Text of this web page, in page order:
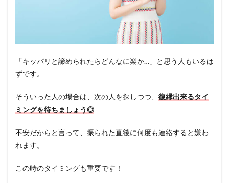
「キッパリと諦められたらどんなに楽か…」と思う人もいるは
ずです。
そういった人の場合は、次の人を探しつつ、 復縁出来るタイ
ミングを待ちましょう◎
不安だからと言って、振られた直後に何度も連絡すると嫌わ
れます。
この時のタイミングも重要です！